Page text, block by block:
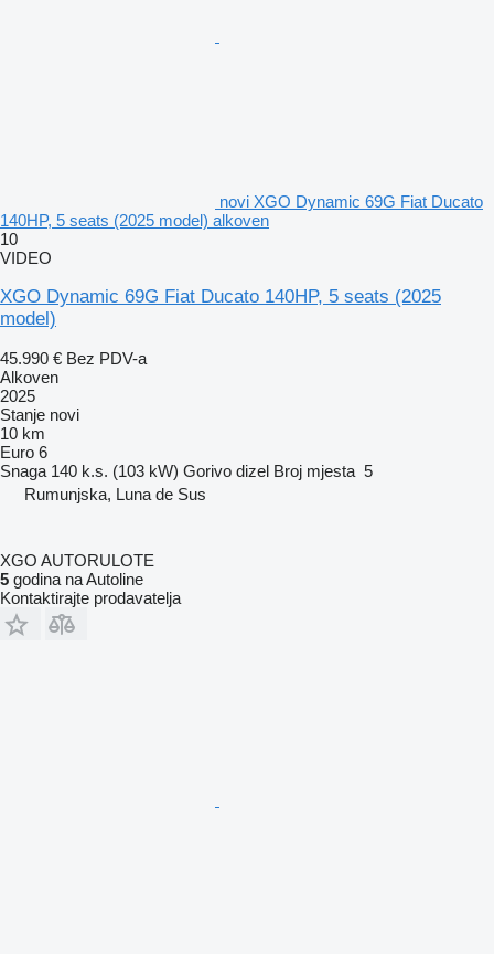
novi XGO Dynamic 69G Fiat Ducato
140HP, 5 seats (2025 model) alkoven
10
VIDEO
XGO Dynamic 69G Fiat Ducato 140HP, 5 seats (2025
model)
45.990 € Bez PDV-a
Alkoven
2025
Stanje novi
10 km
Euro 6
Snaga 140 k.s. (103 kW) Gorivo dizel Broj mjesta 5
Rumunjska, Luna de Sus
XGO AUTORULOTE
5 godina na Autoline
Kontaktirajte prodavatelja